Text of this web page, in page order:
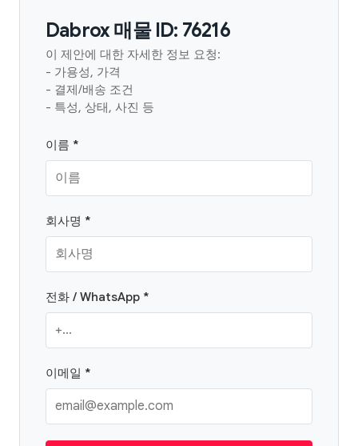
Dabrox 매물 ID: 76216
이 제안에 대한 자세한 정보 요청:
- 가용성, 가격
- 결제/배송 조건
- 특성, 상태, 사진 등
이름 *
회사명 *
전화 / WhatsApp *
이메일 *